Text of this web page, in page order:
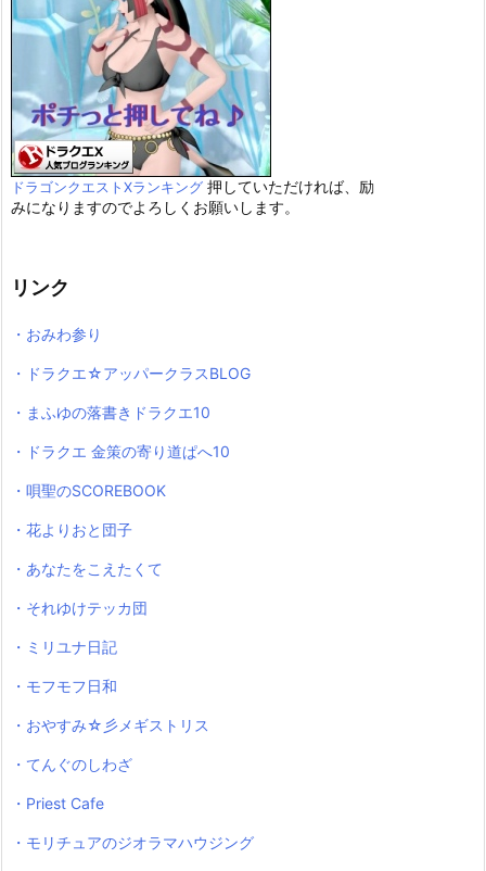
ドラゴンクエストXランキング 押していただければ、励
みになりますのでよろしくお願いします。
リンク
・おみわ参り
・ドラクエ☆アッパークラスBLOG
・まふゆの落書きドラクエ10
・ドラクエ 金策の寄り道ぱへ10
・唄聖のSCOREBOOK
・花よりおと団子
・あなたをこえたくて
・それゆけテッカ団
・ミリユナ日記
・モフモフ日和
・おやすみ☆彡メギストリス
・てんぐのしわざ
・Priest Cafe
・モリチュアのジオラマハウジング